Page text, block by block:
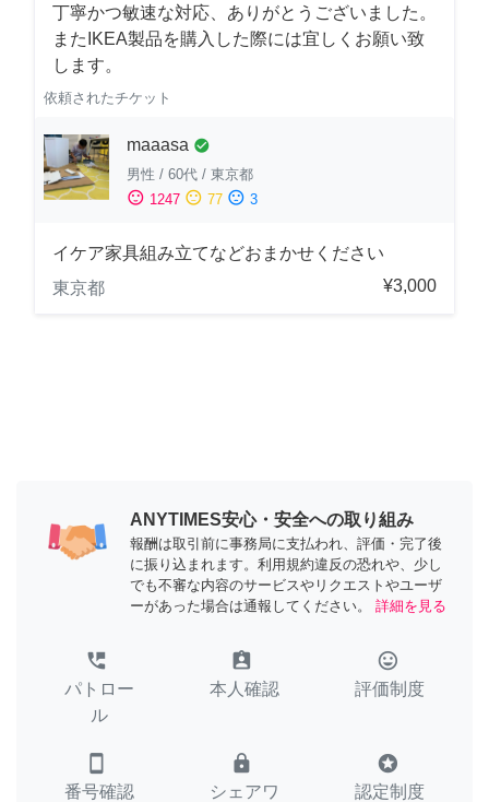
丁寧かつ敏速な対応、ありがとうございました。
またIKEA製品を購入した際には宜しくお願い致
します。
依頼されたチケット
maaasa check_circle
男性 / 60代 / 東京都
sentiment_satisfied 1247 sentiment_neutral 77 sentiment_dissatisfied 3
イケア家具組み立てなどおまかせください
東京都
¥3,000
ANYTIMES安心・安全への取り組み
報酬は取引前に事務局に支払われ、評価・完了後
に振り込まれます。利用規約違反の恐れや、少し
でも不審な内容のサービスやリクエストやユーザ
ーがあった場合は通報してください。
詳細を見る
perm_phone_msg
パトロー
ル
assignment_ind
本人確認
tag_faces
評価制度
smartphone
番号確認
lock
シェアワ
stars
認定制度